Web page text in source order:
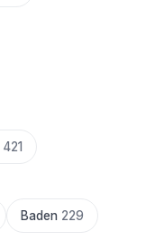
421
Baden 229